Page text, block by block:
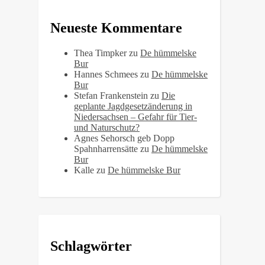
Neueste Kommentare
Thea Timpkerzu De hümmelske
Bur
Hannes Schmees zu De hümmelske
Bur
Stefan Frankenstein zu Die
geplante Jagdgesetzänderung in
Niedersachsen – Gefahr für Tier-
und Naturschutz?
Agnes Sehorsch geb Dopp
Spahnharrensätte zu De hümmelske
Bur
Kalle zu De hümmelske Bur
Schlagwörter